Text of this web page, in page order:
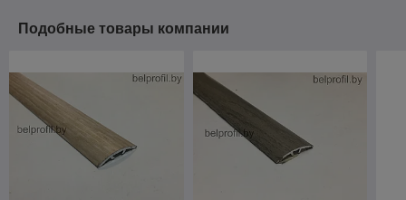
Подобные товары компании